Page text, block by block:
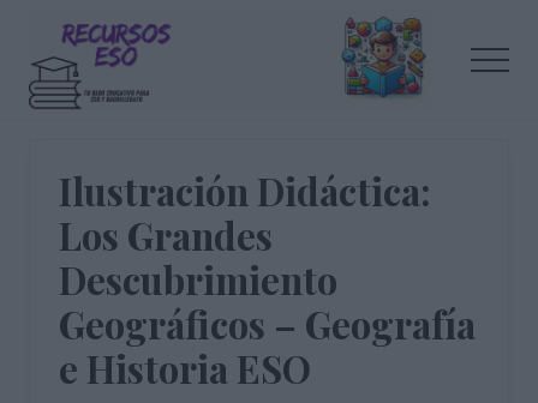
contenido
principal
barra
educación
Ilustración Didáctica:
Los Grandes
Descubrimiento
Geográficos – Geografía
e Historia ESO